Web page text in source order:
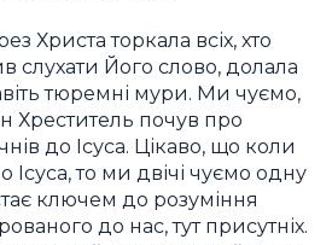
Христа торкала всіх, хто
слухати Його слово, долала
тюремні мури. Ми чуємо,
Хреститель почув про
до Ісуса. Цікаво, що коли
то ми двічі чуємо одну
ключем до розуміння
до нас, тут присутніх.